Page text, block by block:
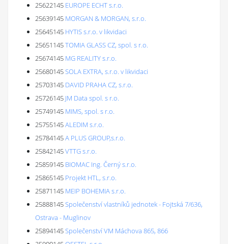
25622145 EUROPE ECHT s.r.o.
25639145 MORGAN & MORGAN, s.r.o.
25645145 HYTIS s.r.o. v likvidaci
25651145TOMIA GLASS CZ, spol. s r.o.
25674145 MG REALITY s.r.o.
25680145SOLA EXTRA, s.r.o. v likvidaci
25703145 DAVID PRAHA CZ, s.r.o.
25726145 JM Data spol. s r.o.
25749145 MIMS, spol. s r.o.
25755145ALEDIM s.r.o.
25784145A PLUS GROUP,s.r.o.
25842145VTTG s.r.o.
25859145 BIOMAC Ing. Černý s.r.o.
25865145 Projekt HTL, s.r.o.
25871145 MEIP BOHEMIA s.r.o.
25888145Společenství vlastníků jednotek - Fojtská 7/636,
Ostrava - Muglinov
25894145Společenství VM Máchova 865, 866